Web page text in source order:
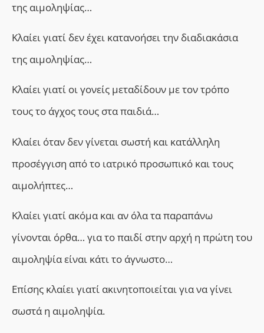
της αιμοληψίας…
Κλαίει γιατί δεν έχει κατανοήσει την διαδιακάσια
της αιμοληψίας…
Κλαίει γιατί οι γονείς μεταδίδουν με τον τρόπο
τους το άγχος τους στα παιδιά…
Κλαίει όταν δεν γίνεται σωστή και κατάλληλη
προσέγγιση από το ιατρικό προσωπικό και τους
αιμολήπτες…
Κλαίει γιατί ακόμα και αν όλα τα παραπάνω
γίνονται όρθα… για το παιδί στην αρχή η πρώτη του
αιμοληψία είναι κάτι το άγνωστο…
Επίσης κλαίει γιατί ακινητοποιείται για να γίνει
σωστά η αιμοληψία.